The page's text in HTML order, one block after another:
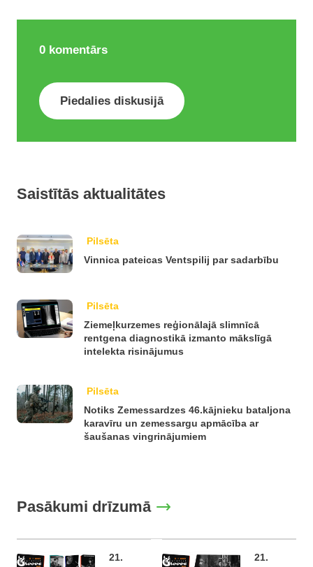
0 komentārs
Piedalies diskusijā
Saistītās aktualitātes
Pilsēta
Vinnica pateicas Ventspilij par sadarbību
Pilsēta
Ziemeļkurzemes reģionālajā slimnīcā
rentgena diagnostikā izmanto mākslīgā
intelekta risinājumus
Pilsēta
Notiks Zemessardzes 46.kājnieku bataljona
karavīru un zemessargu apmācība ar
šaušanas vingrinājumiem
Pasākumi drīzumā
21.
21.